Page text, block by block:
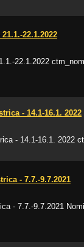
22.1.2022
22.1.2022
- 14.1-16.1. 2022
- 14.1-16.1. 2022
- 7.7.-9.7.2021
- 7.7.-9.7.2021